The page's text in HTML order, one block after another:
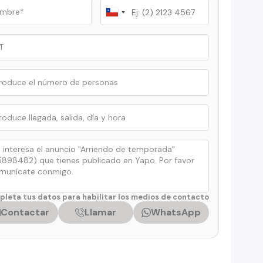
Chile
+56
tus datos para habilitar los medios de contacto
Contactar Llamar WhatsApp